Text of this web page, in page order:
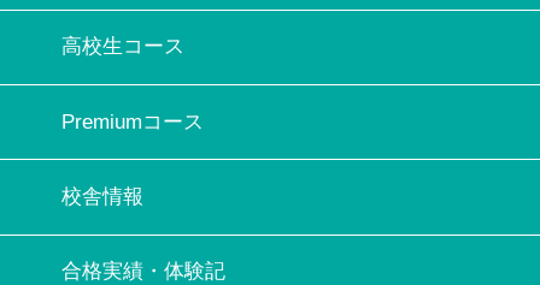
高校生コース
Premiumコース
校舎情報
合格実績・体験記